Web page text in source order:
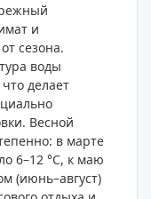
и
сезона.
воды
делает
Весной
в марте
6–12 °C, к маю
(июнь–август)